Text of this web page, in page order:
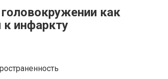
как
к инфаркту